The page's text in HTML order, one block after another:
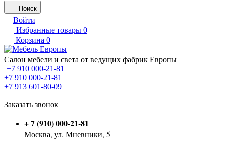
Поиск
Войти
Избранные товары 0
Корзина 0
Салон мебели и света от ведущих фабрик Европы
+7 910 000-21-81
+7 910 000-21-81
+7 913 601-80-09
Заказать звонок
+ 7 (910) 000-21-81
Москва, ул. Мневники, 5